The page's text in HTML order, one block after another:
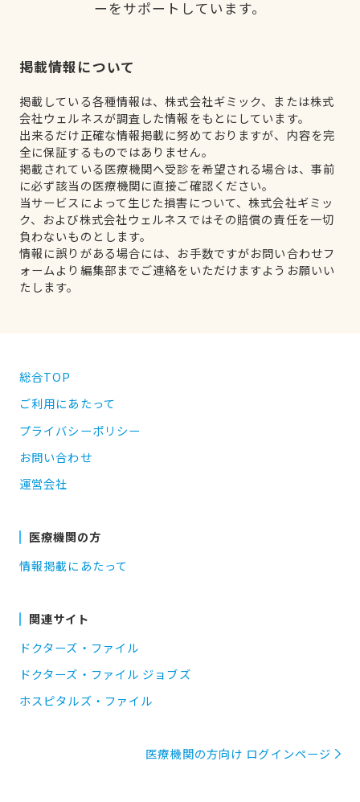
ーをサポートしています。
掲載情報について
掲載している各種情報は、株式会社ギミック、または株式
会社ウェルネスが調査した情報をもとにしています。
出来るだけ正確な情報掲載に努めておりますが、内容を完
全に保証するものではありません。
掲載されている医療機関へ受診を希望される場合は、事前
に必ず該当の医療機関に直接ご確認ください。
当サービスによって生じた損害について、株式会社ギミッ
ク、および株式会社ウェルネスではその賠償の責任を一切
負わないものとします。
情報に誤りがある場合には、お手数ですがお問い合わせフ
ォームより編集部までご連絡をいただけますようお願いい
たします。
総合TOP
ご利用にあたって
プライバシーポリシー
お問い合わせ
運営会社
医療機関の方
情報掲載にあたって
関連サイト
ドクターズ・ファイル
ドクターズ・ファイル ジョブズ
ホスピタルズ・ファイル
医療機関の方向け ログインページ